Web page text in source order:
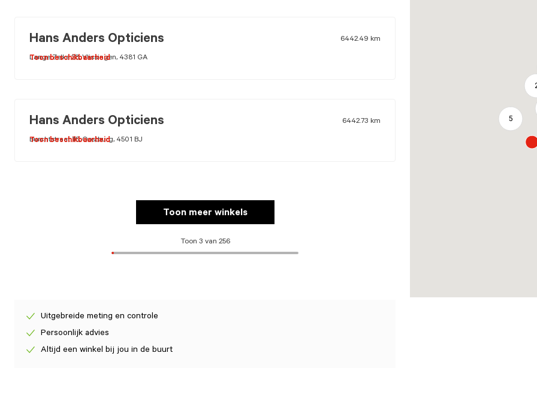
Hans Anders Opticiens 6442.49 km
Lange Zelke 28, Vlissingen, 4381 GA
Toon beschikbaarheid
Hans Anders Opticiens 6442.73 km
Burchtstraat 16, Oostburg, 4501 BJ
Toon beschikbaarheid
Toon meer winkels
Toon 3 van 256
Uitgebreide meting en controle
Persoonlijk advies
Altijd een winkel bij jou in de buurt
5